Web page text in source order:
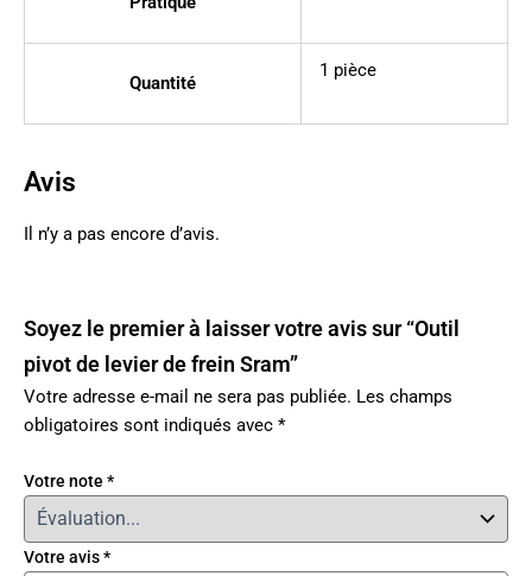
Quantité
1 pièce
Avis
Il n’y a pas encore d’avis.
Soyez le premier à laisser votre avis sur “Outil
pivot de levier de frein Sram”
Votre adresse e-mail ne sera pas publiée. Les champs
obligatoires sont indiqués avec *
Votre note *
Votre avis*